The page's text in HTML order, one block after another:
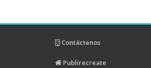
Contáctenos
Publirecreate